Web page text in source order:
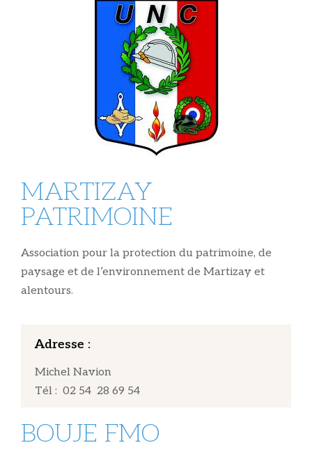
MARTIZAY
PATRIMOINE
Association pour la protection du patrimoine, de
paysage et de l’environnement de Martizay et
alentours.
Adresse :
Michel Navion
Tél : 02 54 28 69 54
BOUJE FMO